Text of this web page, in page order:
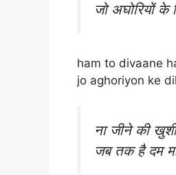
जो अघोरियों के
ham to divaane
jo aghoriyon ke
ना जीने की
जब तक है दम